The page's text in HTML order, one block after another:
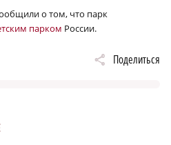
о том, что парк
парком России.
Поделиться